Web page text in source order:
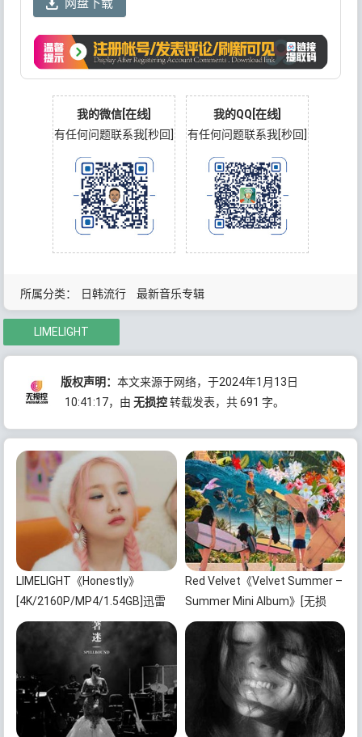
所属分类： 日韩流行 最新音乐专辑
网盘下载
我的微信[在线]
有任何问题联系我[秒回]
我的QQ[在线]
有任何问题联系我[秒回]
LIMELIGHT
版权声明：本文来源于网络，于2024年1月13日
10:41:17，由无损控转载发表，共 691 字。
LIMELIGHT《Honestly》
[4K/2160P/MP4/1.54GB]迅雷
云网盘下载
Red Velvet《Velvet Summer –
Summer Mini Album》[无损
FLAC/MP3/372MB]百度云网盘